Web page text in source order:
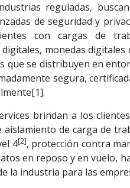
reguladas,
de seguridad y
con cargas de
monedas
se distribuyen en
segura,
brindan a los
aislamiento de carga de
4[2], protección contra
en reposo y en vuelo,
la industria para las